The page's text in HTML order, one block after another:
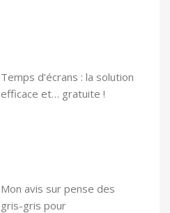
Temps d’écrans : la solution
efficace et… gratuite !
Mon avis sur pense des
gris-gris pour